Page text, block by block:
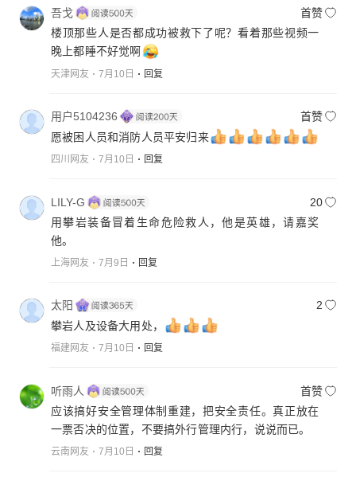
吾戈
首赞
楼顶那些人是否都成功被救下了呢？看着那些视频一
晚上都睡不好觉啊
天津网友 7月10日 回复
用户5104236
首赞
愿被困人员和消防人员平安归来
四川网友 7月10日 回复
LILY-G
20
用攀岩装备冒着生命危险救人，他是英雄，请嘉奖
他。
上海网友 7月9日 回复
太阳
2
攀岩人及设备大用处，
福建网友 7月10日 回复
听雨人
首赞
应该搞好安全管理体制重建，把安全责任。真正放在
一票否决的位置，不要搞外行管理内行，说说而已。
云南网友 7月10日 回复